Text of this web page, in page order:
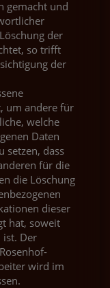
gemacht und
der
so trifft
der
um andere für
welche
Daten
setzen, dass
für die
die Löschung
dieser
hat, soweit
ist. Der
wird im